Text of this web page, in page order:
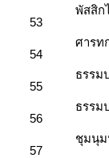
53
พัสสิก
54
ศารท
55
ธรรม
56
ธรรม
57
ชุมนุม